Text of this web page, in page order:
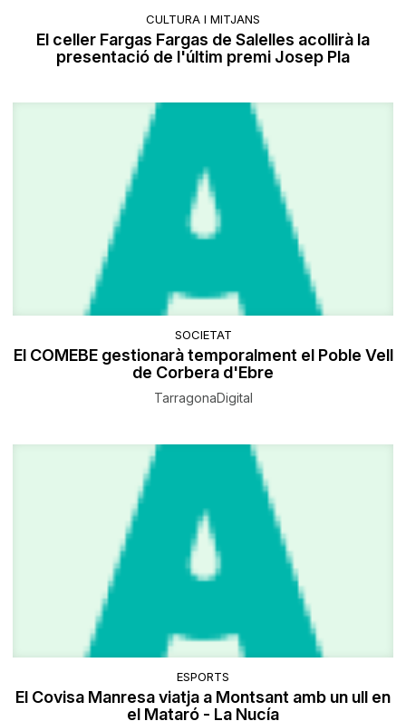
CULTURA I MITJANS
El celler Fargas Fargas de Salelles acollirà la
presentació de l'últim premi Josep Pla
SOCIETAT
El COMEBE gestionarà temporalment el Poble Vell
de Corbera d'Ebre
TarragonaDigital
ESPORTS
El Covisa Manresa viatja a Montsant amb un ull en
el Mataró - La Nucía